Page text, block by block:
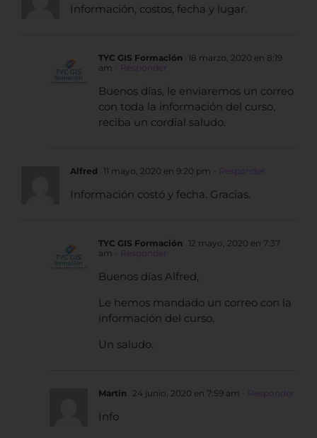
Información, costos, fecha y lugar.
TYC GIS Formación
18 marzo, 2020 en 8:19
am - Responder
Buenos días, le enviaremos un correo
con toda la información del curso,
reciba un cordial saludo.
Alfred 11 mayo, 2020 en 9:20 pm - Responder
Información costó y fecha. Gracias.
TYC GIS Formación
12 mayo, 2020 en 7:37
am - Responder
Buenos días Alfred,
Le hemos mandado un correo con la
información del curso.
Un saludo.
Martin 24 junio, 2020 en 7:59 am - Responder
Info